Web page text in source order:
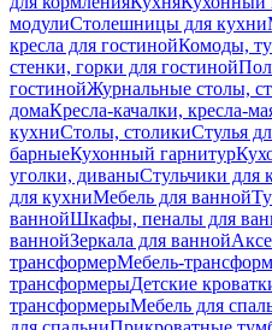
модулиСтолешницы для кухни
кресла для гостинойКомоды,
стенки, горки для гостиной
гостинойЖурнальные столы,
домаКресла-качалки, кресла-
кухниСтолы, столикиСтулья
барныеКухонный гарнитур
уголки, диваныСтульчики для
для кухниМебель для ванной
ваннойШкафы, пеналы для
ваннойЗеркала для ванной
трансформерМебель-
трансформерыДетские
трансформерыМебель для